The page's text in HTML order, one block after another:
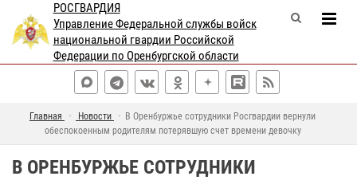
РОСГВАРДИЯ
Управление Федеральной службы войск
национальной гвардии Российской
Федерации по Оренбургской области
Главная Новости
В Оренбуржье сотрудники Росгвардии вернули
обеспокоенным родителям потерявшую счет времени девочку
В ОРЕНБУРЖЬЕ СОТРУДНИКИ